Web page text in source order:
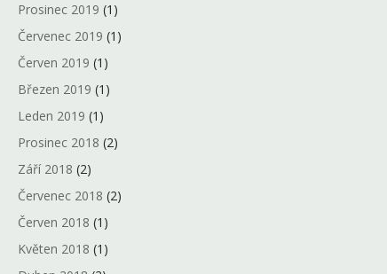
Prosinec 2019 (1)
Červenec 2019 (1)
Červen 2019 (1)
Březen 2019 (1)
Leden 2019 (1)
Prosinec 2018 (2)
Září 2018 (2)
Červenec 2018 (2)
Červen 2018 (1)
Květen 2018 (1)